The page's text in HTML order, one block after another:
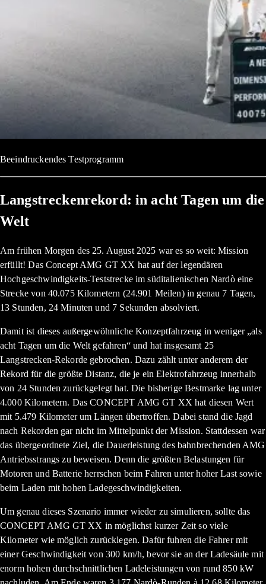
Beeindruckendes Testprogramm
Langstreckenrekord: in acht Tagen um die
Welt
Am frühen Morgen des 25. August 2025 war es so weit: Mission
erfüllt! Das Concept AMG GT XX hat auf der legendären
Hochgeschwindigkeits-Teststrecke im süditalienischen Nardò eine
Strecke von 40.075 Kilometern (24.901 Meilen) in genau 7 Tagen,
13 Stunden, 24 Minuten und 7 Sekunden absolviert.
Damit ist dieses außergewöhnliche Konzeptfahrzeug in weniger „als
acht Tagen um die Welt gefahren“ und hat insgesamt 25
Langstrecken-Rekorde gebrochen. Dazu zählt unter anderem der
Rekord für die größte Distanz, die je ein Elektrofahrzeug innerhalb
von 24 Stunden zurückgelegt hat. Die bisherige Bestmarke lag unter
4.000 Kilometern. Das CONCEPT AMG GT XX hat diesen Wert
mit 5.479 Kilometer um Längen übertroffen. Dabei stand die Jagd
nach Rekorden gar nicht im Mittelpunkt der Mission. Stattdessen war
das übergeordnete Ziel, die Dauerleistung des bahnbrechenden AMG
Antriebsstrangs zu beweisen. Denn die größten Belastungen für
Motoren und Batterie herrschen beim Fahren unter hoher Last sowie
beim Laden mit hohen Ladegeschwindigkeiten.
Um genau dieses Szenario immer wieder zu simulieren, sollte das
CONCEPT AMG GT XX in möglichst kurzer Zeit so viele
Kilometer wie möglich zurücklegen. Dafür fuhren die Fahrer mit
einer Geschwindigkeit von 300 km/h, bevor sie an der Ladesäule mit
enorm hohen durchschnittlichen Ladeleistungen von rund 850 kW